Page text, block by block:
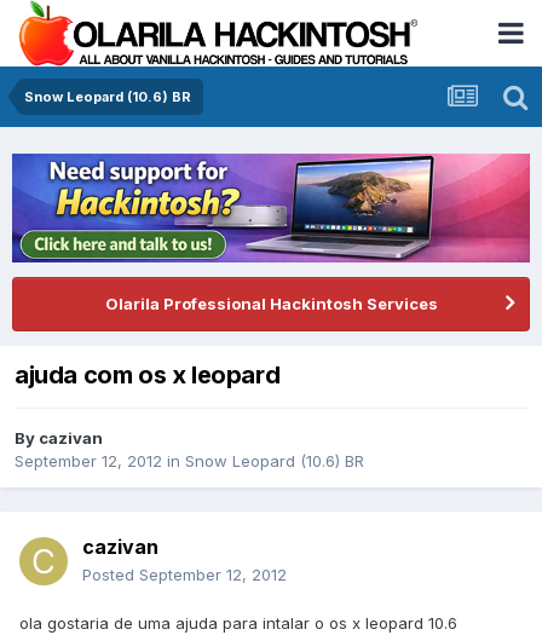
Snow Leopard (10.6) BR
Olarila Professional Hackintosh Services
ajuda com os x leopard
By cazivan
September 12, 2012 in Snow Leopard (10.6) BR
cazivan
Posted September 12, 2012
ola gostaria de uma ajuda para intalar o os x leopard 10.6